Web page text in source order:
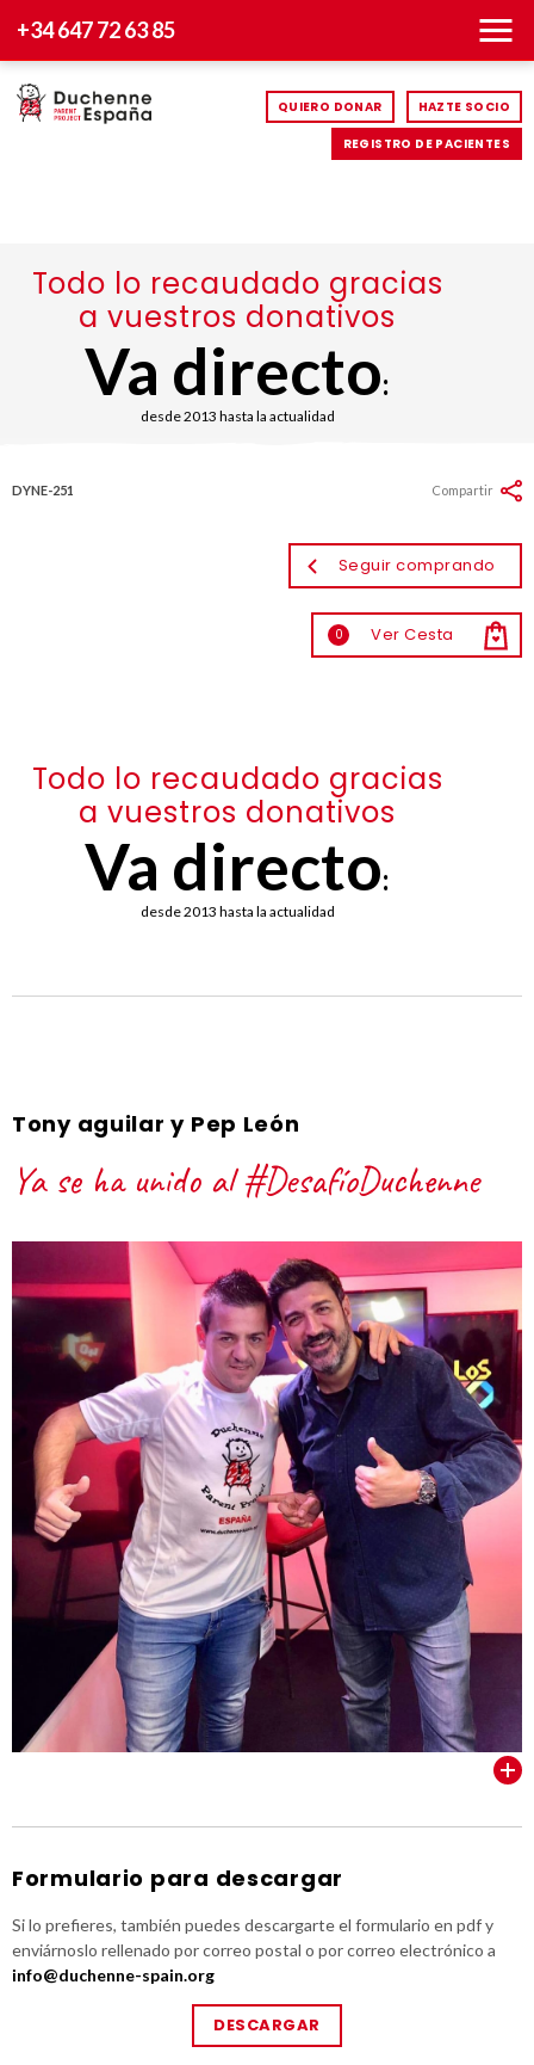
+34 647 72 63 85
QUIERO DONAR HAZTE SOCIO
REGISTRO DE PACIENTES
Todo lo recaudado gracias
a vuestros donativos
Va directo:
desde 2013 hasta la actualidad
DYNE-251
Seguir comprando
0 Ver Cesta
Compartir
Todo lo recaudado gracias
a vuestros donativos
Va directo:
desde 2013 hasta la actualidad
Tony aguilar y Pep León
Ya se ha unido al #DesafíoDuchenne
Formulario para descargar
Si lo prefieres, también puedes descargarte el formulario en pdf y
enviárnoslo rellenado por correo postal o por correo electrónico a
info@duchenne-spain.org
DESCARGAR